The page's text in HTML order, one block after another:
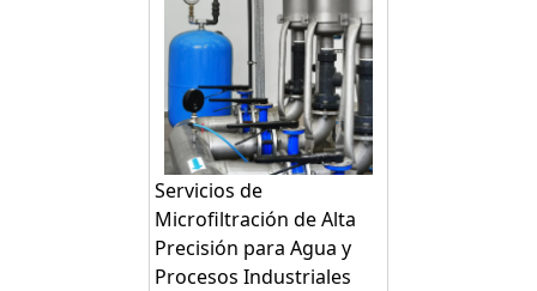
Servicios de
Microfiltración de Alta
Precisión para Agua y
Procesos Industriales